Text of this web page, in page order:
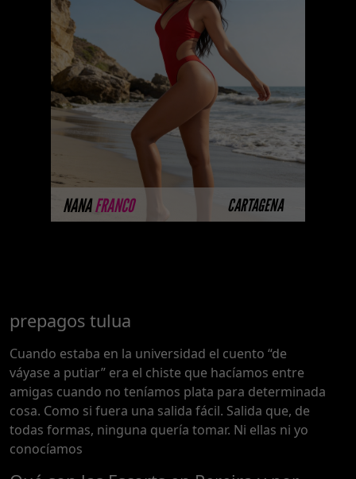
NANAFRANCO CARTAGENA
NANA FRANCO -
CATALOGO PLATINO
Platinum Esta modelo pertenece
a nuestro Catálogo Privado
Platinum. Selección privada de
modelos con un nivel de belleza
y perform ...
MÁS INFORMACIÓN
prepagos tulua
Cuando estaba en la universidad el cuento “de
váyase a putiar” era el chiste que hacíamos entre
amigas cuando no teníamos plata para determinada
cosa. Como si fuera una salida fácil. Salida que, de
todas formas, ninguna quería tomar. Ni ellas ni yo
conocíamos